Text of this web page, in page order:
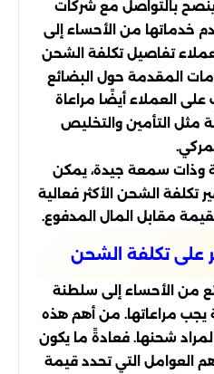
بالتواصل مع شركات
خدماتها من الأحساء إلى
تفاصيل تكلفة الشحن
المقدمة حول البضائع
العملاء أيضًا مراعاة
مثل التأمين والتخليص
وذات سمعة جيدة، يمكن
تكلفة الشحن الأكثر فعالية
مقابل المال المدفوع.
على تكلفة الشحن
من الأحساء إلى سلطنة
مراعاتها. من أهم هذه
شحنها. فعادةً ما يكون
العوامل التي تحدد قيمة